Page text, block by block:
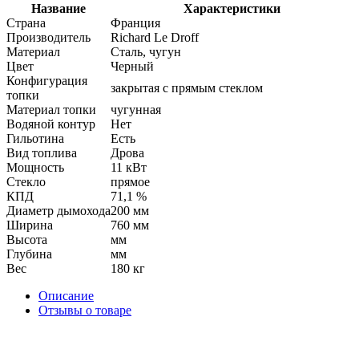
Название
Характеристики
Страна
Франция
Производитель
Richard Le Droff
Материал
Сталь, чугун
Цвет
Черный
Конфигурация
топки
закрытая с прямым стеклом
Материал топки
чугунная
Водяной контур
Нет
Гильотина
Есть
Вид топлива
Дрова
Мощность
11 кВт
Стекло
прямое
КПД
71,1 %
Диаметр дымохода200 мм
Ширина
760 мм
Высота
мм
Глубина
мм
Вес
180 кг
Описание
Отзывы о товаре